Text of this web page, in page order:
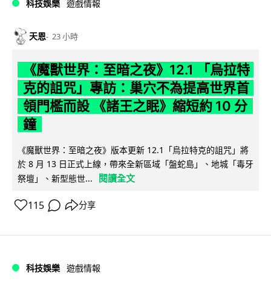
科技娛樂 遊戲情報
天恩 23 小時
《魔獸世界：至暗之夜》12.1 「烏拉特
克的詛咒」專訪：巢穴不為提高世界首
領門檻而設 《諸王之眠》縮短約 10 分
鐘
《魔獸世界：至暗之夜》版本更新 12.1「烏拉特克的詛咒」將
於 8 月 13 日正式上線，帶來全新區域「盤蛇島」、地城「毒牙
祭壇」、新型態世...
閱讀全文
115 分享
科技娛樂 遊戲情報